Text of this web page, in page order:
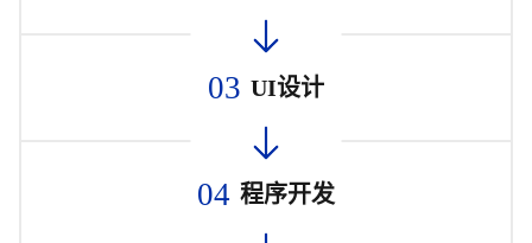
03 UI设计
04 程序开发